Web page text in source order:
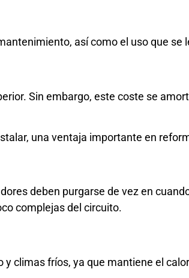
así como el uso que se
Sin embargo, este coste se
una ventaja importante en
deben purgarse de vez en
complejas del circuito.
climas fríos, ya que mantiene el